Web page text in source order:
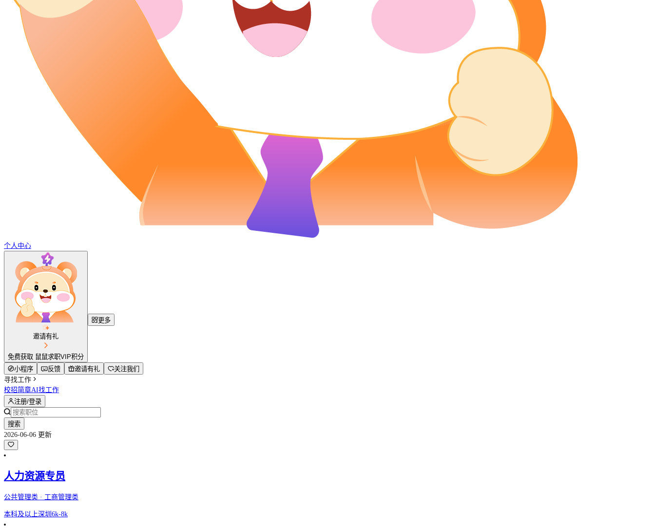
个人中心
邀请有礼
免费获取 鼠鼠求职VIP积分
更多
小程序 反馈 邀请有礼
关注我们
寻找工作
校招简章AI找工作
注册/登录
搜索
2026-06-06 更新
人力资源专员
公共管理类 · 工商管理类
本科及以上深圳 6k-8k